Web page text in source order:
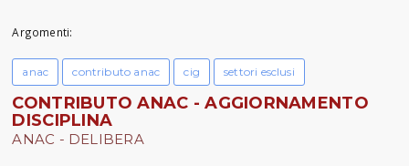
Argomenti:
anac contributo anac cig settori esclusi
CONTRIBUTO ANAC - AGGIORNAMENTO
DISCIPLINA
ANAC - DELIBERA